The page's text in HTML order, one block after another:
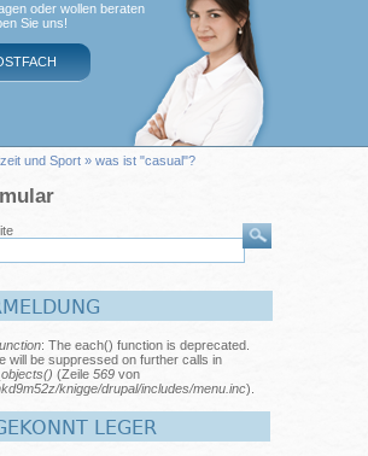
oder wollen beraten
Sie uns!
und Sport » was ist "casual"?
: The each() function is deprecated.
will be suppressed on further calls in
(Zeile 569 von
knigge/drupal/includes/menu.inc).
LEGER